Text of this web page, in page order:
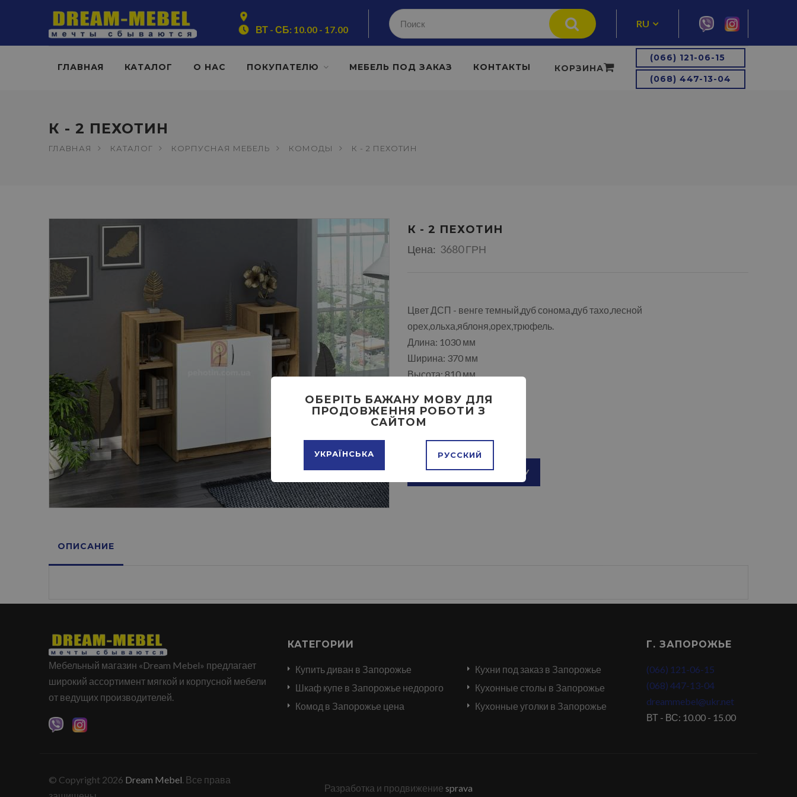
ВТ - СБ: 10.00 - 17.00
RU
ГЛАВНАЯ КАТАЛОГ О НАС ПОКУПАТЕЛЮ МЕБЕЛЬ ПОД ЗАКАЗ КОНТАКТЫ
(066) 121-06-15
(068) 447-13-04
КОРЗИНА
К - 2 ПЕХОТИН
ГЛАВНАЯ КАТАЛОГ КОРПУСНАЯ МЕБЕЛЬ КОМОДЫ К - 2 ПЕХОТИН
К - 2 ПЕХОТИН
Цена: 3680 ГРН
Цвет ДСП - венге темный,дуб сонома,дуб тахо,лесной
орех,ольха,яблоня,орех,трюфель.
Длина: 1030 мм
Ширина: 370 мм
Высота: 810 мм
ДОБАВИТЬ В КОРЗИНУ
ОПИСАНИЕ
Мебельный магазин «Dream Mebel» предлагает
широкий ассортимент мягкой и корпусной мебели
от ведущих производителей.
КАТЕГОРИИ
Купить диван в Запорожье
Шкаф купе в Запорожье недорого
Комод в Запорожье цена
Кухни под заказ в Запорожье
Кухонные столы в Запорожье
Кухонные уголки в Запорожье
Г. ЗАПОРОЖЬЕ
(066) 121-06-15
(068) 447-13-04
dreammebel@ukr.net
ВТ - ВС: 10.00 - 15.00
© Copyright 2026 Dream Mebel. Все права
Разработка и продвижение sprava
ОБЕРІТЬ БАЖАНУ МОВУ ДЛЯ
ПРОДОВЖЕННЯ РОБОТИ З
САЙТОМ
УКРАЇНСЬКА РУССКИЙ